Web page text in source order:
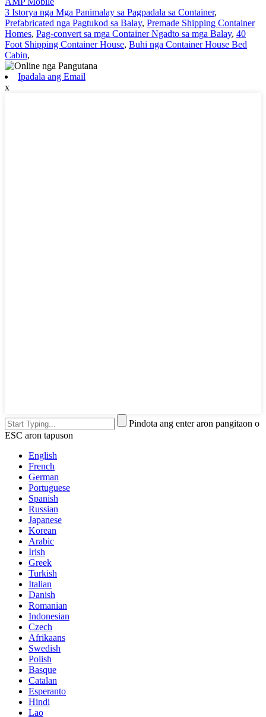
3 Istorya nga Mga Panimalay sa Pagpadala sa Container,
Prefabricated nga Pagtukod sa Balay, Premade Shipping Container
Homes, Pag-convert sa mga Container Ngadto sa mga Balay, 40
Foot Shipping Container House, Buhi nga Container House Bed
Cabin,
Ipadala ang Email
x
Pindota ang enter aron pangitaon o
ESC aron tapuson
English
French
German
Portuguese
Spanish
Russian
Japanese
Korean
Arabic
Irish
Greek
Turkish
Italian
Danish
Romanian
Indonesian
Czech
Afrikaans
Swedish
Polish
Basque
Catalan
Esperanto
Hindi
Lao